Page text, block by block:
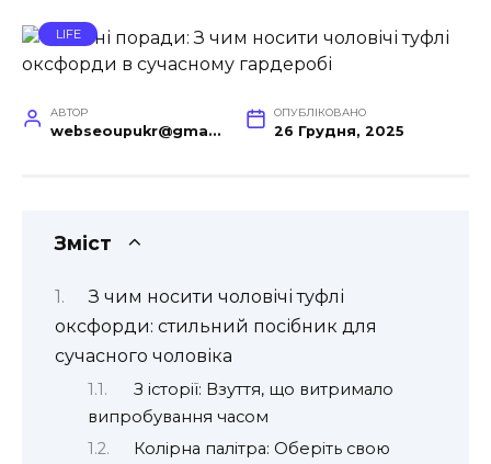
LIFE
АВТОР
webseoupukr@gmail.com
ОПУБЛІКОВАНО
26 Грудня, 2025
Зміст
З чим носити чоловічі туфлі
оксфорди: стильний посібник для
сучасного чоловіка
З історії: Взуття, що витримало
випробування часом
Колірна палітра: Оберіть свою